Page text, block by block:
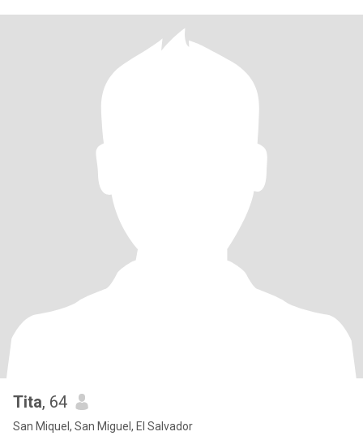
Tita, 64
San Miquel, San Miguel, El Salvador